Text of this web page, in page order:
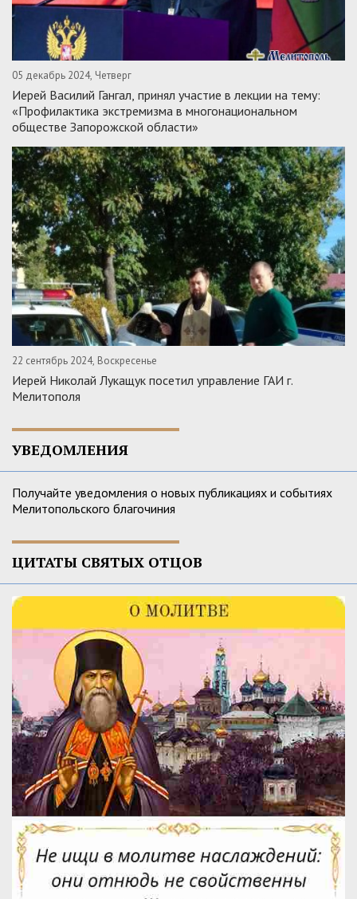
05 декабрь 2024, Четверг
Иерей Василий Гангал, принял участие в лекции на тему:
«Профилактика экстремизма в многонациональном
обществе Запорожской области»
22 сентябрь 2024, Воскресенье
Иерей Николай Лукащук посетил управление ГАИ г.
Мелитополя
УВЕДОМЛЕНИЯ
Получайте уведомления о новых публикациях и событиях
Мелитопольского благочиния
ЦИТАТЫ СВЯТЫХ ОТЦОВ